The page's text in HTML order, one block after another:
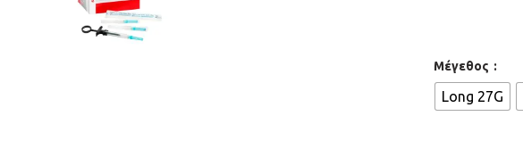
Μέγεθος
Long 27G